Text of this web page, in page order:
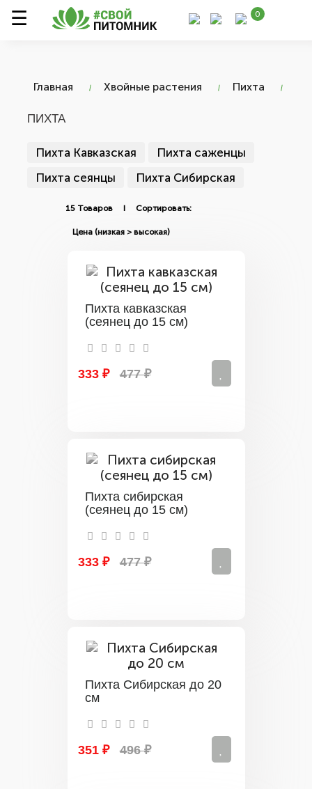
0
Главная Хвойные растения Пихта
ПИХТА
Пихта Кавказская
Пихта саженцы
Пихта сеянцы
Пихта Сибирская
15 Товаров I Сортировать:
Пихта кавказская
(сеянец до 15 см)
333 ₽ 477 ₽
Пихта сибирская
(сеянец до 15 см)
333 ₽ 477 ₽
Пихта Сибирская до 20
см
351 ₽ 496 ₽